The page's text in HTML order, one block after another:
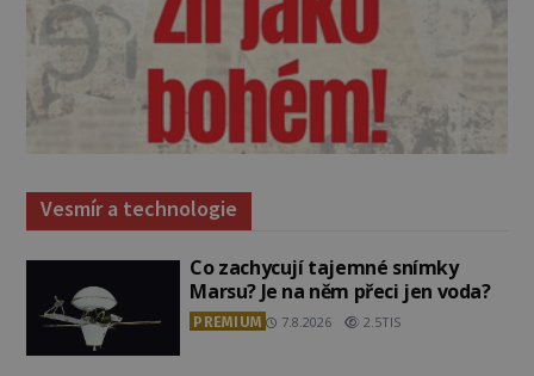
Vesmír a technologie
Co zachycují tajemné snímky
Marsu? Je na něm přeci jen voda?
PREMIUM 7.8.2026 2.5TIS